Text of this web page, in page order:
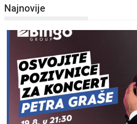
Najnovije